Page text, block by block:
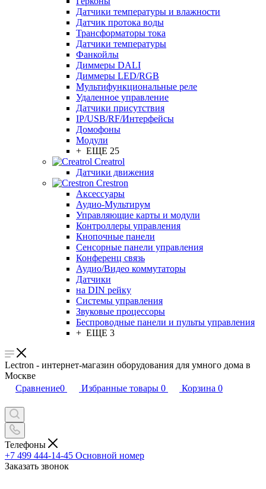
Датчики температуры и влажности
Датчик протока воды
Трансформаторы тока
Датчики температуры
Фанкойлы
Диммеры DALI
Диммеры LED/RGB
Мультифункциональные реле
Удаленное управление
Датчики присутствия
IP/USB/RF/Интерфейсы
Домофоны
Модули
+ ЕЩЕ 25
Creatrol
Датчики движения
Crestron
Аксессуары
Аудио-Мультирум
Управляющие карты и модули
Контроллеры управления
Кнопочные панели
Сенсорные панели управления
Конференц связь
Аудио/Видео коммутаторы
Датчики
на DIN рейку
Системы управления
Звуковые процессоры
Беспроводные панели и пульты управления
+ ЕЩЕ 3
Lectron - интернет-магазин оборудования для умного дома в
Москве
Сравнение0 Избранные товары 0 Корзина 0
Телефоны
+7 499 444-14-45 Основной номер
Заказать звонок